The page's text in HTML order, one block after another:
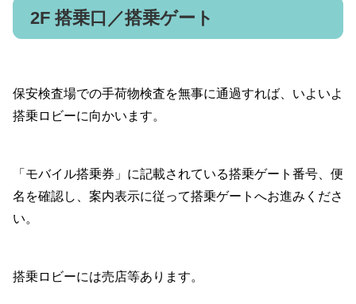
2F 搭乗口／搭乗ゲート
保安検査場での手荷物検査を無事に通過すれば、いよいよ
搭乗ロビーに向かいます。
「モバイル搭乗券」に記載されている搭乗ゲート番号、便
名を確認し、案内表示に従って搭乗ゲートへお進みくださ
い。
搭乗ロビーには売店等あります。